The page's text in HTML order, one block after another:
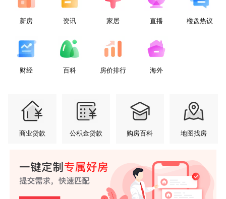
新房 资讯 家居 直播 楼盘热议
财经 百科 房价排行 海外
商业贷款 公积金贷款 购房百科 地图找房